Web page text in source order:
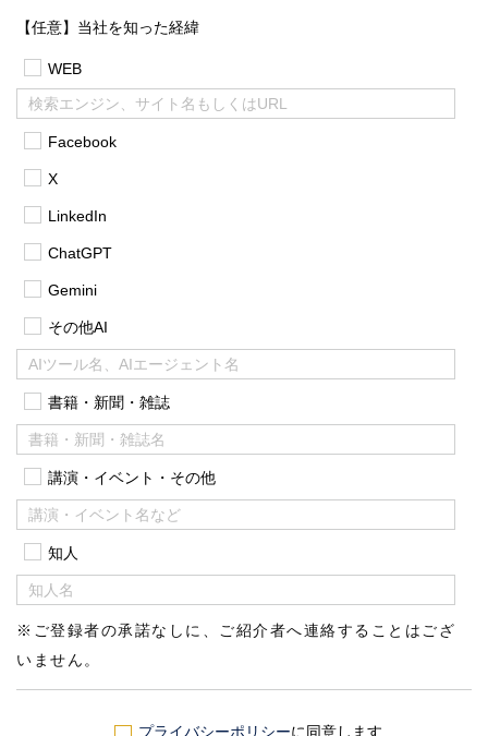
【任意】当社を知った経緯
WEB
Facebook
X
LinkedIn
ChatGPT
Gemini
その他AI
書籍・新聞・雑誌
講演・イベント・その他
知人
※ご登録者の承諾なしに、ご紹介者へ連絡することはござ
いません。
プライバシーポリシーに同意します